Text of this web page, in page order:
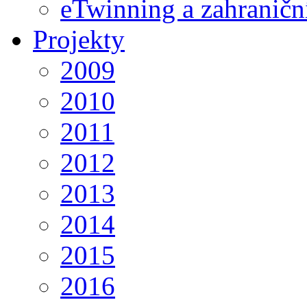
eTwinning a
Projekty
2009
2010
2011
2012
2013
2014
2015
2016